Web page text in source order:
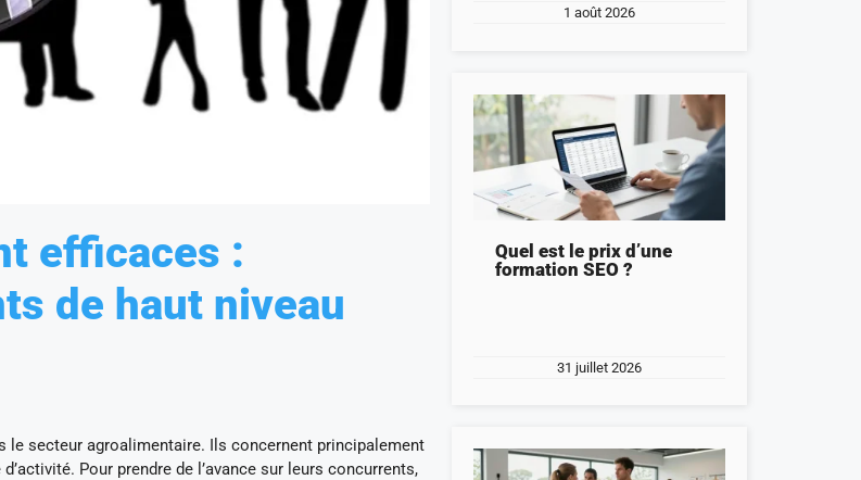
efficaces :
de haut niveau
le secteur agroalimentaire. Ils concernent principalement
Pour prendre de l’avance sur leurs concurrents,
1 août 2026
Quel est le prix d’une
formation SEO ?
31 juillet 2026